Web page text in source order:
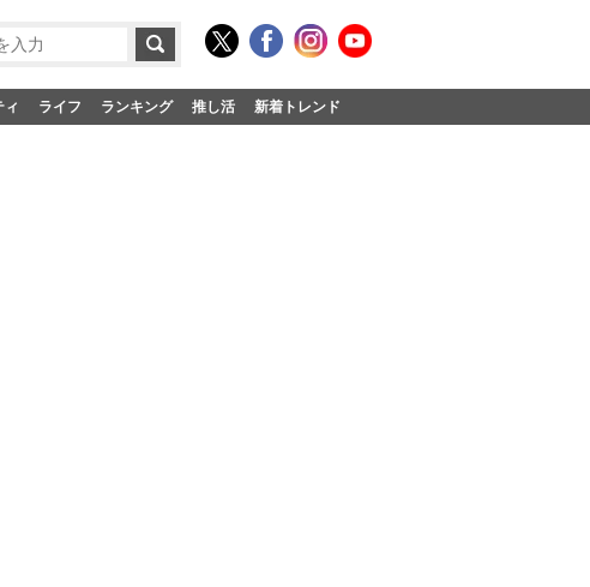
ィ ライフ ランキング 推し活 新着トレンド